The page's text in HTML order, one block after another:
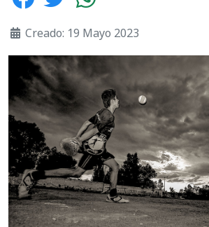
Creado: 19 Mayo 2023